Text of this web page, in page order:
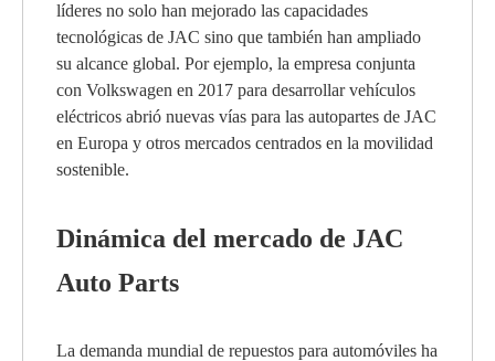
líderes no solo han mejorado las capacidades
tecnológicas de JAC sino que también han ampliado
su alcance global. Por ejemplo, la empresa conjunta
con Volkswagen en 2017 para desarrollar vehículos
eléctricos abrió nuevas vías para las autopartes de JAC
en Europa y otros mercados centrados en la movilidad
sostenible.
Dinámica del mercado de JAC
Auto Parts
La demanda mundial de repuestos para automóviles ha